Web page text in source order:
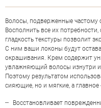
NYCE COLOR
НАПИСАТЬ
Волосы, подверженные
Восполнить все их
гладкость текстуры позволит
С ним ваши локоны будут
окрашивания. Крем содержит
увлажняющий волосы изнутри
Поэтому результатом
сияющие, но и мягкие, а
Восстановливает